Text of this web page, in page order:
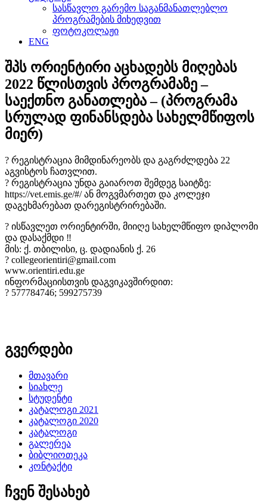
სასწავლო გარემო საგანმანათლებლო
პროგრამების მიხედვით
ფოტოკოლაჟი
ENG
შპს ორიენტირი აცხადებს მიღებას
2022 წლისთვის პროგრამაზე –
საექთნო განათლება – (პროგრამა
სრულად ფინანსდება სახელმწიფოს
მიერ)
? რეგისტრაცია მიმდინარეობს და გაგრძლდება 22
აგვისტოს ჩათვლით.
? რეგისტრაცია უნდა გაიაროთ შემდეგ საიტზე:
https://vet.emis.ge/#/ ან მოგვმართეთ და კოლეჯი
დაგეხმარებათ დარეგისტრირებაში.
? ისწავლეთ ორიენტირში, მიიღე სახელმწიფო დიპლომი
და დასაქმდი ‼️
მის: ქ. თბილისი, ც. დადიანის ქ. 26
? collegeorientiri@gmail.com
www.orientiri.edu.ge
ინფორმაციისთვის დაგვიკავშირდით:
? 577784746; 599275739
გვერდები
მთავარი
სიახლე
სტუდენტი
კატალოგი 2021
კატალოგი 2020
კატალოგი
გალერეა
ბიბლიოთეკა
კონტაქტი
ჩვენ შესახებ